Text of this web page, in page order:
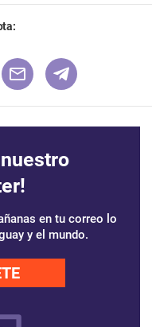
en tu correo lo
y el mundo.